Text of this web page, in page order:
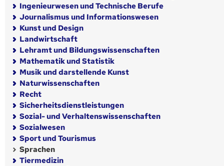
Ingenieurwesen und Technische Berufe
Journalismus und Informationswesen
Kunst und Design
Landwirtschaft
Lehramt und Bildungswissenschaften
Mathematik und Statistik
Musik und darstellende Kunst
Naturwissenschaften
Recht
Sicherheitsdienstleistungen
Sozial- und Verhaltenswissenschaften
Sozialwesen
Sport und Tourismus
Sprachen
Tiermedizin